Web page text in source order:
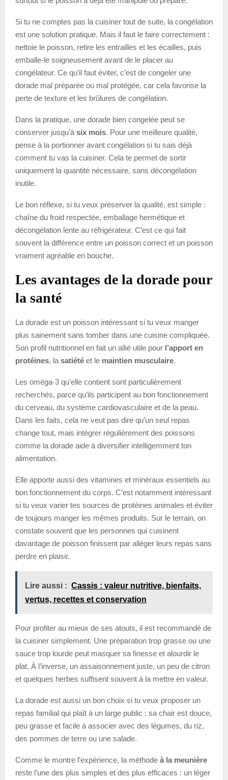
Si tu ne comptes pas la cuisiner tout de suite, la congélation
est une solution pratique. Mais il faut le faire correctement :
nettoie le poisson, retire les entrailles et les écailles, puis
emballe-le soigneusement avant de le placer au
congélateur. Ce qu’il faut éviter, c’est de congeler une
dorade mal préparée ou mal protégée, car cela favorise la
perte de texture et les brûlures de congélation.
Dans la pratique, une dorade bien congelée peut se
conserver jusqu’à six mois. Pour une meilleure qualité,
pense à la portionner avant congélation si tu sais déjà
comment tu vas la cuisiner. Cela te permet de sortir
uniquement la quantité nécessaire, sans décongélation
inutile.
Le bon réflexe, si tu veux préserver la qualité, est simple :
chaîne du froid respectée, emballage hermétique et
décongélation lente au réfrigérateur. C’est ce qui fait
souvent la différence entre un poisson correct et un poisson
vraiment agréable en bouche.
Les avantages de la dorade pour
la santé
La dorade est un poisson intéressant si tu veux manger
plus sainement sans tomber dans une cuisine compliquée.
Son profil nutritionnel en fait un allié utile pour l’apport en
protéines, la satiété et le maintien musculaire.
Les oméga-3 qu’elle contient sont particulièrement
recherchés, parce qu’ils participent au bon fonctionnement
du cerveau, du système cardiovasculaire et de la peau.
Dans les faits, cela ne veut pas dire qu’un seul repas
change tout, mais intégrer régulièrement des poissons
comme la dorade aide à diversifier intelligemment ton
alimentation.
Elle apporte aussi des vitamines et minéraux essentiels au
bon fonctionnement du corps. C’est notamment intéressant
si tu veux varier tes sources de protéines animales et éviter
de toujours manger les mêmes produits. Sur le terrain, on
constate souvent que les personnes qui cuisinent
davantage de poisson finissent par alléger leurs repas sans
perdre en plaisir.
Lire aussi : Cassis : valeur nutritive, bienfaits,
vertus, recettes et conservation
Pour profiter au mieux de ses atouts, il est recommandé de
la cuisiner simplement. Une préparation trop grasse ou une
sauce trop lourde peut masquer sa finesse et alourdir le
plat. À l’inverse, un assaisonnement juste, un peu de citron
et quelques herbes suffisent souvent à la mettre en valeur.
La dorade est aussi un bon choix si tu veux proposer un
repas familial qui plaît à un large public : sa chair est douce,
peu grasse et facile à associer avec des légumes, du riz,
des pommes de terre ou une salade.
Comme le montre l’expérience, la méthode à la meunière
reste l’une des plus simples et des plus efficaces : un léger